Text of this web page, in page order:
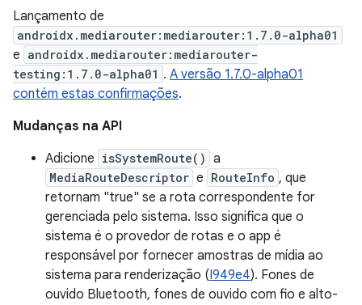
Lançamento de
androidx.mediarouter:mediarouter:1.7.0-alpha01
e androidx.mediarouter:mediarouter-
testing:1.7.0-alpha01 . A versão 1.7.0-alpha01
contém estas confirmações.
Mudanças na API
Adicione isSystemRoute() a
MediaRouteDescriptor e RouteInfo , que
retornam "true" se a rota correspondente for
gerenciada pelo sistema. Isso significa que o
sistema é o provedor de rotas e o app é
responsável por fornecer amostras de mídia ao
sistema para renderização (I949e4). Fones de
ouvido Bluetooth, fones de ouvido com fio e alto-